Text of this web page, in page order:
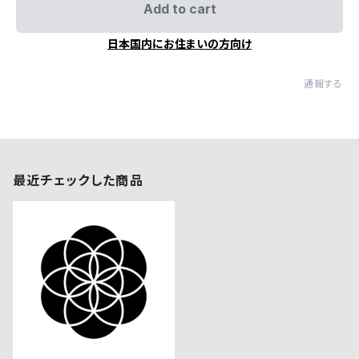
Add to cart
日本国内にお住まいの方向け
通報する
最近チェックした商品